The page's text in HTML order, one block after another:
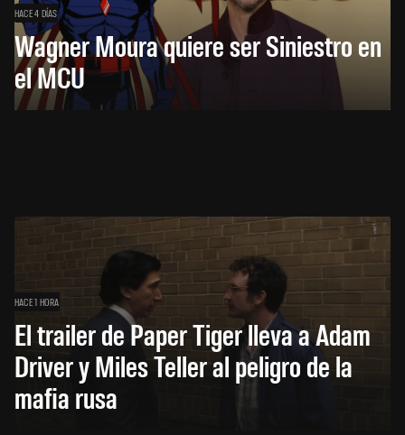
HACE 4 DÍAS
Wagner Moura quiere ser Siniestro en
el MCU
HACE 1 HORA
El trailer de Paper Tiger lleva a Adam
Driver y Miles Teller al peligro de la
mafia rusa